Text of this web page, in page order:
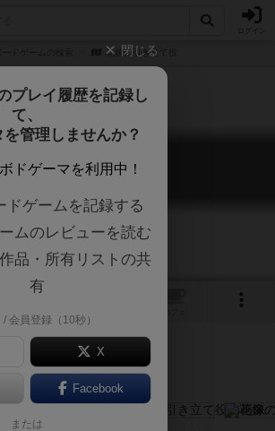
花嫁の引き立て役
花嫁の引き立て役
Always a Bridesmaid
閉じる
プレイ履歴を記録し
て、
管理しませんか？
ドゲーマを利用中！
ドゲームを記録する
ムのレビューを読む
品・所有リストの共
有
/ 会員登録（10秒）
X
Facebook
または